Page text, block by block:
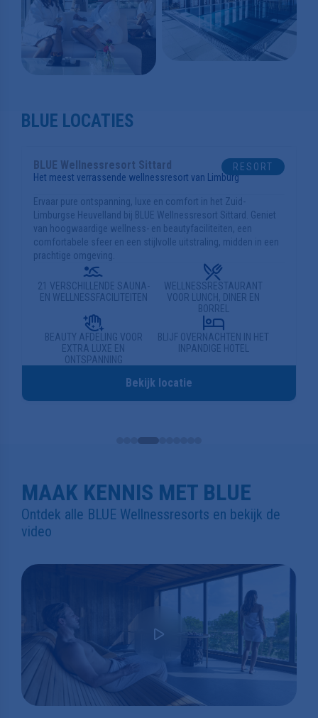
BLUE LOCATIES
RESORT
BLUE Wellnessresort Helmond
Een natuurlijk rustpunt voor onze dagelijkse hectiek
Ervaar ontspanning, luxe en comfort bij BLUE Wellnessresort
Helmond, gelegen in het rustige Brabant, vlakbij Eindhoven.
Geniet van hoogwaardige wellnessfaciliteiten, een serene
sfeer en ultieme ontspanning. Kom ontspannen in een groene
oase in de stad.
NATUURLIJKE OASE IN DE
STAD
23 VERSCHILLENDE SAUNA-
EN WELLNESSFACILITEITEN
BLUE R3ST; ONTSPANNING IN
SLECHTS 25 MINUTEN
WELLNESSRESTAURANT;
VANAF 12 SEPTEMBER
COMPLEET VERNIEUWD
MAAK KENNIS MET BLUE
Ontdek alle BLUE Wellnessresorts en bekijk de
video